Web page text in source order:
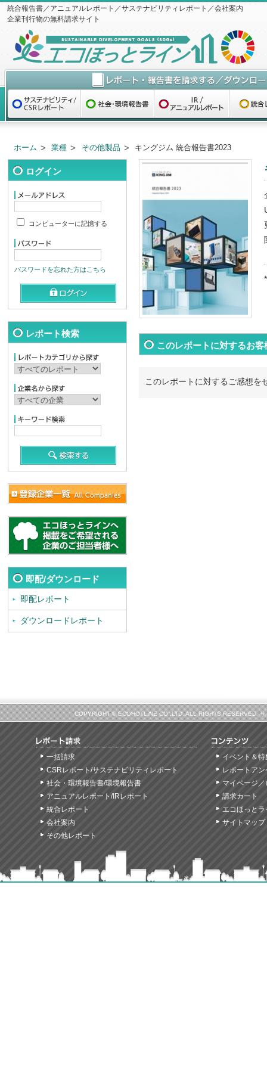
統合報告書／アニュアルレポート／サステナビリティレポート／会社案内
企業刊行物の無料請求サイト
ホーム 業種 その他製品 キングジム 統合報告書2023
ログイン
コンピューターに記憶する
パスワードを忘れた方はこちら
レポート検索
即配/ダウンロード
即配レポート
ダウンロードレポート
*
このレポートに対するお客
このレポートに対するご感想を
COPYRIGHT © ECOHOTLINE CO.,LTD. ALL RIGHTS RESERVED.
一括請求
CSRレポート/サステナビリティレポート
社会・環境報告書/環境報告書
アニュアルレポート/IRレポート
統合レポート
会社案内
その他レポート
イベント＆特
レポートア
マイページ
請求カート
エコほっと
サイトマップ